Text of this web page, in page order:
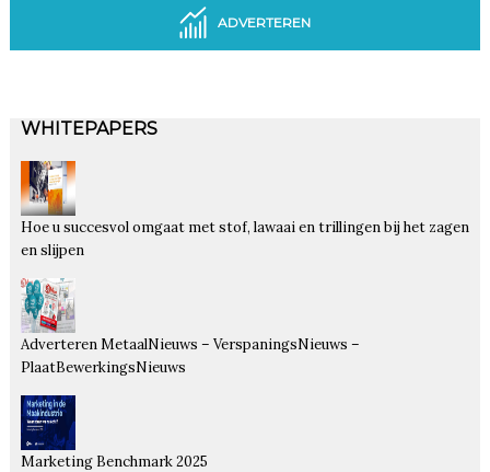
ADVERTEREN
WHITEPAPERS
Hoe u succesvol omgaat met stof, lawaai en trillingen bij het zagen
en slijpen
Adverteren MetaalNieuws – VerspaningsNieuws –
PlaatBewerkingsNieuws
Marketing Benchmark 2025